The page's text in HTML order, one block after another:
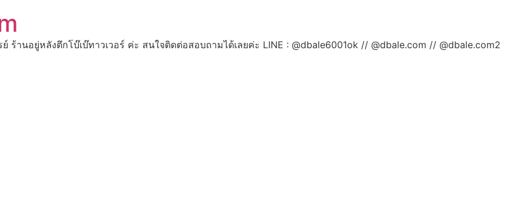
านอยู่หลังตึกโบ๊เบ๊ทาวเวอร์ ค่ะ สนใจติดต่อสอบถามได้เลยค่ะ LINE : @dbale6001ok // @dbale.com // @dbale.com2